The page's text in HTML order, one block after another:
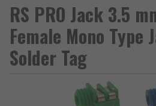
RS PRO Jack 3.5
Female Mono Type
Solder Tag